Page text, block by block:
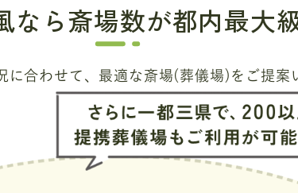
なら斎場数が都内最大
に合わせて、 最適な斎場(葬儀場)をご提案